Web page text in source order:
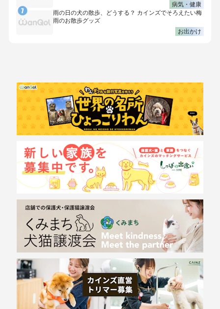
病気・健康
雨の日の犬の散歩、どうする？ カインズでそろえたい梅
雨のお散歩グッズ
お出かけ